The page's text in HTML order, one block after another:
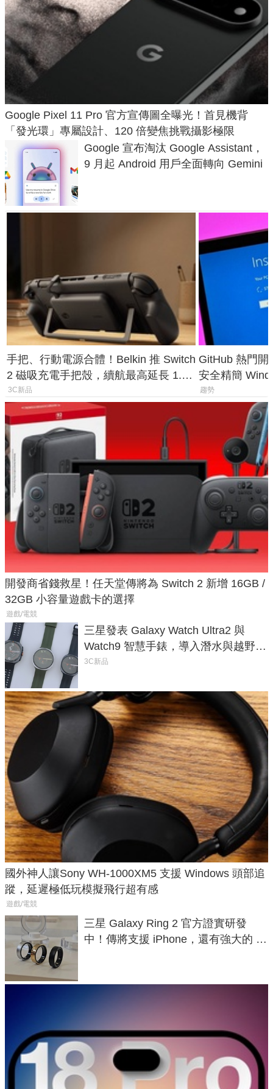
Google Pixel 11 Pro 官方宣傳圖全曝光！首見機背
「發光環」專屬設計、120 倍變焦挑戰攝影極限
Google 宣布淘汰 Google Assistant，
9 月起 Android 用戶全面轉向 Gemini
手把、行動電源合體！Belkin 推 Switch
2 磁吸充電手把殼，續航最高延長 1.5
倍
3C新品
GitHub 熱門開
安全精簡
後台追蹤
趨勢
開發商省錢救星！任天堂傳將為 Switch 2 新增 16GB /
32GB 小容量遊戲卡的選擇
遊戲/電競
三星發表 Galaxy Watch Ultra2 與
Watch9 智慧手錶，導入潛水與越野跑
導航功能
3C新品
國外神人讓Sony WH-1000XM5 支援 Windows 頭部追
蹤，延遲極低玩模擬飛行超有感
遊戲/電競
三星 Galaxy Ring 2 官方證實研發
中！傳將支援 iPhone，還有強大的 AI